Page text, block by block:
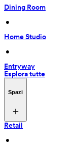
Dining Room
•
Home Studio
•
Entryway
Esplora tutte
Spazi
Retail
•